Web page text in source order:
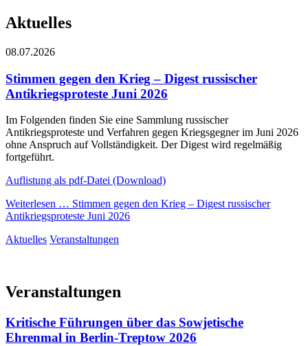
Aktuelles
08.07.2026
Stimmen gegen den Krieg – Digest russischer
Antikriegsproteste Juni 2026
Im Folgenden finden Sie eine Sammlung russischer
Antikriegsproteste und Verfahren gegen Kriegsgegner im Juni 2026
ohne Anspruch auf Vollständigkeit. Der Digest wird regelmäßig
fortgeführt.
Auflistung als pdf-Datei (Download)
Weiterlesen … Stimmen gegen den Krieg – Digest russischer
Antikriegsproteste Juni 2026
Aktuelles Veranstaltungen
Veranstaltungen
Kritische Führungen über das Sowjetische
Ehrenmal in Berlin-Treptow 2026